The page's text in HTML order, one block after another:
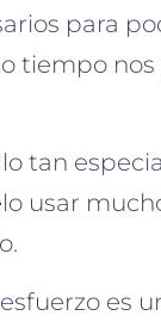
para
tiempo
tan
usar
es